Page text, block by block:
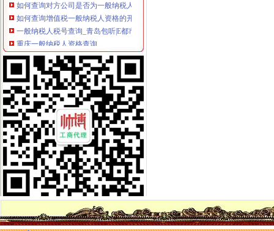
如何查询增值税一般纳税人资格的开始年月？_百度知道
一般纳税人税号查询_青岛包听|E都市
重庆一般纳税人资格查询
全国一般纳税人资格查询收_搜狐教育_搜狐网
陕西省一般纳税人查询_中华文本库
一般纳税人提供技术咨询服务,税率是多少？_中华会计网校_税务网校
一般纳税人查询电话-深圳爱问分类
新疆一般纳税人查询-天津爱问分类
请问山西省一般纳税人资格在哪里查询-山西国税答疑170
四川一般纳税人资格查询：四川财
全国一般纳税人资格查询
如何查询一般纳税人资格（以广东为例）_增值税一般纳税人查询_一般
增值税一般纳税人查询–会计网词库
一般纳税人资格查询
广东一般纳税人查询App下载|一般纳税人查询广东税务局版下载2.4.0
四川省国税网上办税服务厅增值税一般纳税人资格查询
关于一般纳税人与小规模纳税人的查询
一般纳税人咨询公司,开展教育服务,增值税有优惠吗_中华会计网校_